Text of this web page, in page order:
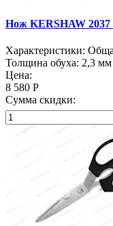
Нож KERSHAW 2037
Характеристики:
Толщина обуха: 2,3
Цена:
8 580 Р
Сумма скидки: